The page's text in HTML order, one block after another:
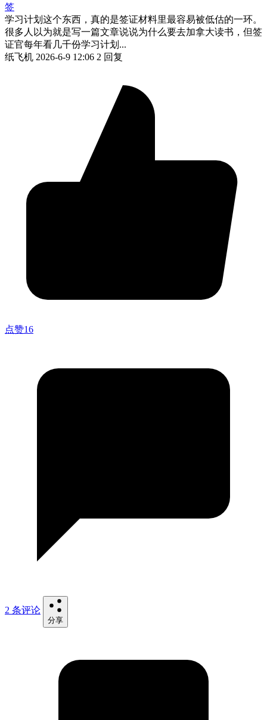
签
学习计划这个东西，真的是签证材料里最容易被低估的一环。
很多人以为就是写一篇文章说说为什么要去加拿大读书，但签
证官每年看几千份学习计划...
纸飞机 2026-6-9 12:06 2 回复
点赞16
2 条评论
分享